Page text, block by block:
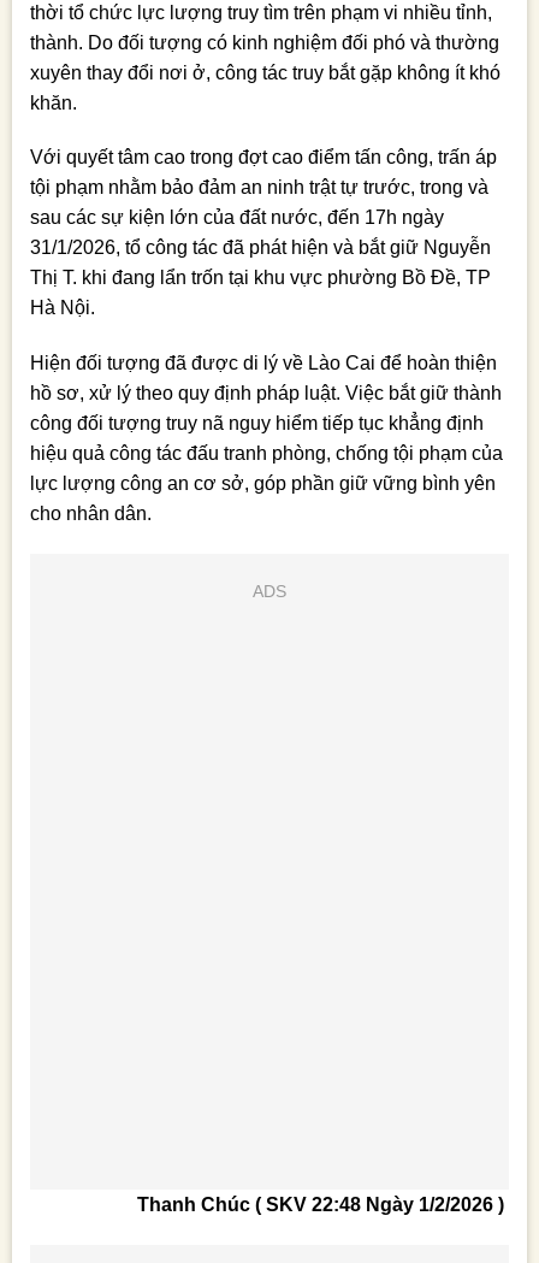
thời tổ chức lực lượng truy tìm trên phạm vi nhiều tỉnh,
thành. Do đối tượng có kinh nghiệm đối phó và thường
xuyên thay đổi nơi ở, công tác truy bắt gặp không ít khó
khăn.
Với quyết tâm cao trong đợt cao điểm tấn công, trấn áp
tội phạm nhằm bảo đảm an ninh trật tự trước, trong và
sau các sự kiện lớn của đất nước, đến 17h ngày
31/1/2026, tổ công tác đã phát hiện và bắt giữ Nguyễn
Thị T. khi đang lẩn trốn tại khu vực phường Bồ Đề, TP
Hà Nội.
Hiện đối tượng đã được di lý về Lào Cai để hoàn thiện
hồ sơ, xử lý theo quy định pháp luật. Việc bắt giữ thành
công đối tượng truy nã nguy hiểm tiếp tục khẳng định
hiệu quả công tác đấu tranh phòng, chống tội phạm của
lực lượng công an cơ sở, góp phần giữ vững bình yên
cho nhân dân.
ADS
Thanh Chúc ( SKV 22:48 Ngày 1/2/2026 )